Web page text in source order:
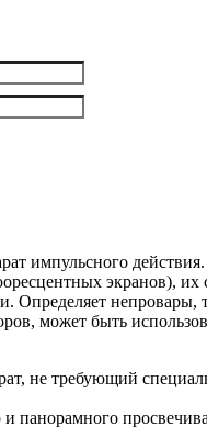
импульсного
экранов), их
Определяет
может быть
не требующий
панорамного